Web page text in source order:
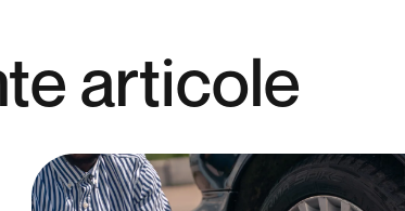
articole